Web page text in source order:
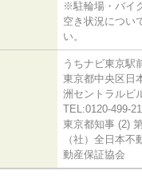
※駐輪場・バイ
空き状況につい
い。
うちナビ東京駅
東京都中央区日
洲セントラルビ
TEL:0120-499-
東京都知事 (2)
（社）全日本
動産保証協会